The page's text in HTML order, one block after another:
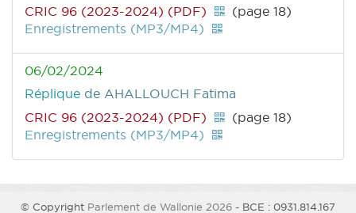
CRIC 96 (2023-2024) (PDF)
(page 18)
Enregistrements (MP3/MP4)
06/02/2024
Réplique de AHALLOUCH Fatima
CRIC 96 (2023-2024) (PDF)
(page 18)
Enregistrements (MP3/MP4)
© Copyright Parlement de Wallonie 2026 - BCE : 0931.814.167